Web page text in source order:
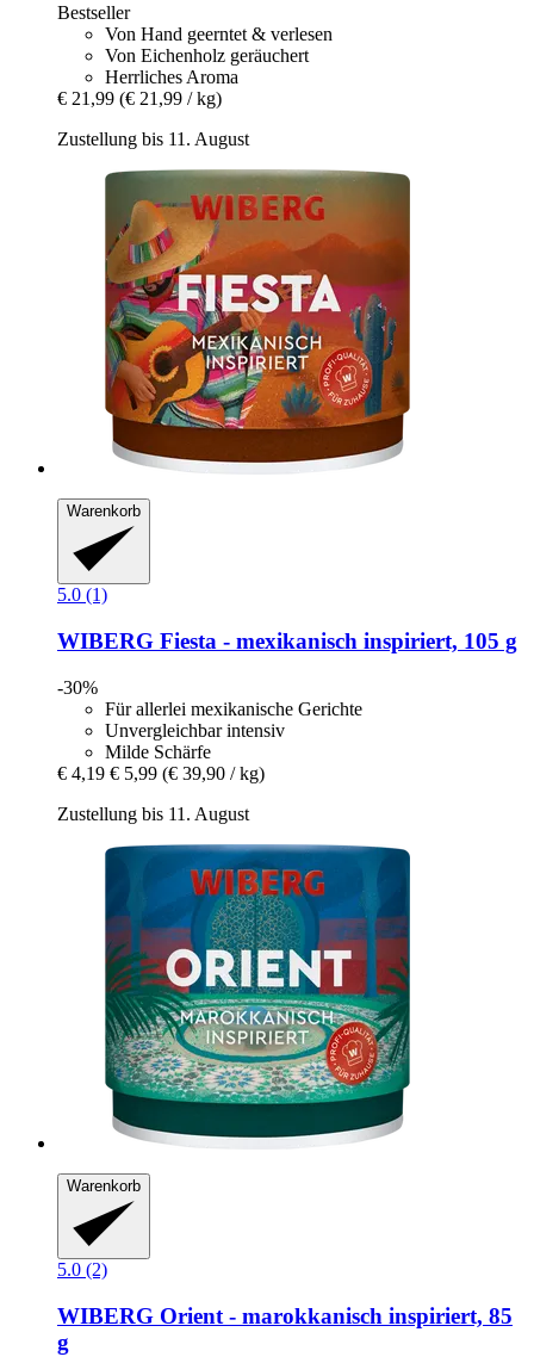
Bestseller
Von Hand geerntet & verlesen
Von Eichenholz geräuchert
Herrliches Aroma
€ 21,99 (€ 21,99 / kg)
Zustellung bis 11. August
Warenkorb
5.0 (1)
WIBERG Fiesta -​ mexikanisch inspiriert, 105 g
-30%
Für allerlei mexikanische Gerichte
Unvergleichbar intensiv
Milde Schärfe
€ 4,19 € 5,99 (€ 39,90 / kg)
Zustellung bis 11. August
Warenkorb
5.0 (2)
WIBERG Orient -​ marokkanisch inspiriert, 85
g